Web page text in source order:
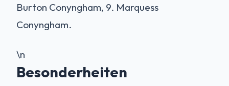
Burton Conyngham, 9. Marquess
Conyngham.
\n
Besonderheiten